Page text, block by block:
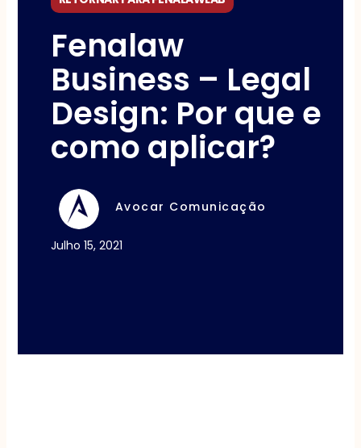
Fenalaw
Business – Legal
Design: Por que e
como aplicar?
Avocar Comunicação
Julho 15, 2021